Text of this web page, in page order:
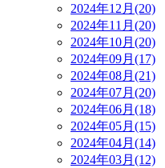
2024年12月(20)
2024年11月(20)
2024年10月(20)
2024年09月(17)
2024年08月(21)
2024年07月(20)
2024年06月(18)
2024年05月(15)
2024年04月(14)
2024年03月(12)